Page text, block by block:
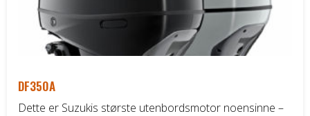
DF350A
Dette er Suzukis største utenbordsmotor noensinne –